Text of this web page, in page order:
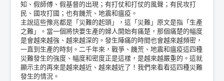
知、假師傅、假基督的出現；有打仗和打仗的風聲；有民攻打
民、國攻打國；也有饑荒、地震和瘟疫。
主說這些豫兆都是「災難的起頭」，這「災難」原文是指「生產
之難」。當一個將快要生產的婦人開始有痛楚，那個痛楚的幅度
是會越來越強、越來越深的。發生陣痛的時間也會越來越頻密，
一直到生產的時刻。二千年來，戰爭、饑荒、地震和瘟疫這四種
災難發生的強度、幅度和密度正是這樣，是越來越嚴重的。這就
顯示主的再來是越來越近、越來越近了！我們來看看這四種災難
發生的情況。